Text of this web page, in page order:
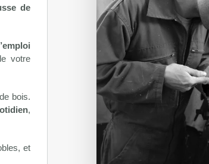
de
votre
bois.
,
et